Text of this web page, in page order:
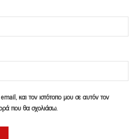
και τον ιστότοπο μου σε αυτόν τον
που θα σχολιάσω.